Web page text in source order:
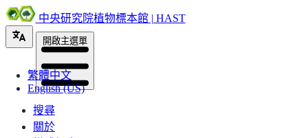
中央研究院植物標本館 | HAST
繁體中文
English (US)
開啟主選單
搜尋
關於